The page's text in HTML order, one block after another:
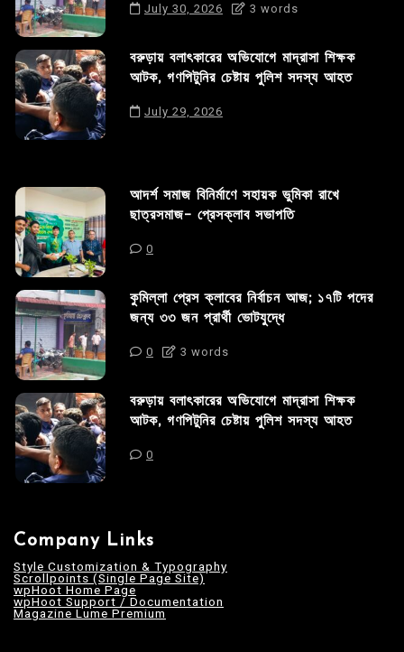
July 30, 2026 3 words
বরুড়ায় বলাৎকারের অভিযোগে মাদ্রাসা শিক্ষক
আটক, গণপিটুনির চেষ্টায় পুলিশ সদস্য আহত
July 29, 2026
আদর্শ সমাজ বিনির্মাণে সহায়ক ভুমিকা রাখে
ছাত্রসমাজ- প্রেসক্লাব সভাপতি
0
কুমিল্লা প্রেস ক্লাবের নির্বাচন আজ; ১৭টি পদের
জন্য ৩৩ জন প্রার্থী ভোটযুদ্ধে
0 3 words
বরুড়ায় বলাৎকারের অভিযোগে মাদ্রাসা শিক্ষক
আটক, গণপিটুনির চেষ্টায় পুলিশ সদস্য আহত
0
Company Links
Style Customization & Typography
Scrollpoints (Single Page Site)
wpHoot Home Page
wpHoot Support / Documentation
Magazine Lume Premium